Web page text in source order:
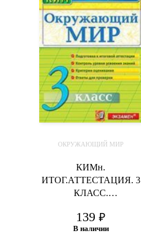
ОКРУЖАЮЩИЙ МИР
КИМн.
ИТОГ.АТТЕСТАЦИЯ. 3
КЛАСС.
ФГОС
139 ₽
В наличии